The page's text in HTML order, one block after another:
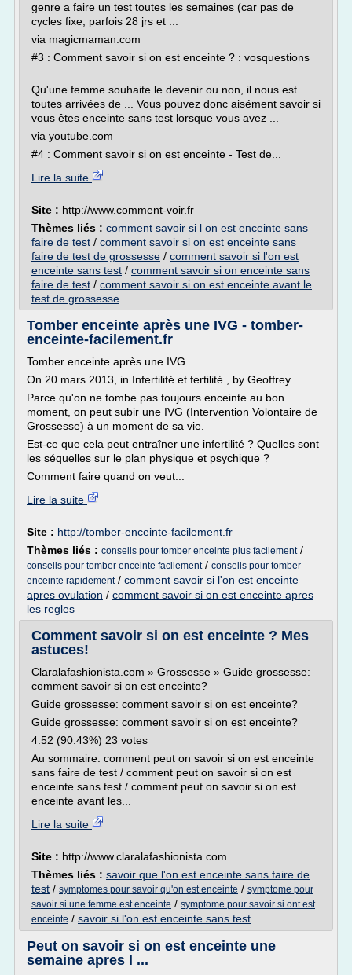
genre a faire un test toutes les semaines (car pas de
cycles fixe, parfois 28 jrs et ...
via magicmaman.com
#3 : Comment savoir si on est enceinte ? : vosquestions
Qu'une femme souhaite le devenir ou non, il nous est
toutes arrivées de ... Vous pouvez donc aisément savoir si
vous êtes enceinte sans test lorsque vous avez ...
via youtube.com
#4 : Comment savoir si on est enceinte - Test de...
Lire la suite
Site : http://www.comment-voir.fr
Thèmes liés : comment savoir si l on est enceinte sans
faire de test / comment savoir si on est enceinte sans
faire de test de grossesse / comment savoir si l'on est
enceinte sans test / comment savoir si on enceinte sans
faire de test / comment savoir si on est enceinte avant le
test de grossesse
Tomber enceinte après une IVG - tomber-
enceinte-facilement.fr
Tomber enceinte après une IVG
On 20 mars 2013, in Infertilité et fertilité , by Geoffrey
Parce qu'on ne tombe pas toujours enceinte au bon
moment, on peut subir une IVG (Intervention Volontaire de
Grossesse) à un moment de sa vie.
Est-ce que cela peut entraîner une infertilité ? Quelles sont
les séquelles sur le plan physique et psychique ?
Comment faire quand on veut...
Lire la suite
Site : http://tomber-enceinte-facilement.fr
Thèmes liés : conseils pour tomber enceinte plus facilement/
conseils pour tomber enceinte facilement/ conseils pour tomber
enceinte rapidement/ comment savoir si l'on est enceinte
apres ovulation / comment savoir si on est enceinte apres
les regles
Comment savoir si on est enceinte ? Mes
astuces!
Claralafashionista.com » Grossesse » Guide grossesse:
comment savoir si on est enceinte?
Guide grossesse: comment savoir si on est enceinte?
Guide grossesse: comment savoir si on est enceinte?
4.52 (90.43%) 23 votes
Au sommaire: comment peut on savoir si on est enceinte
sans faire de test / comment peut on savoir si on est
enceinte sans test / comment peut on savoir si on est
enceinte avant les...
Lire la suite
Site : http://www.claralafashionista.com
Thèmes liés : savoir que l'on est enceinte sans faire de
test / symptomes pour savoir qu'on est enceinte / symptome pour
savoir si une femme est enceinte / symptome pour savoir si ont est
enceinte / savoir si l'on est enceinte sans test
Peut on savoir si on est enceinte une
semaine apres l ...